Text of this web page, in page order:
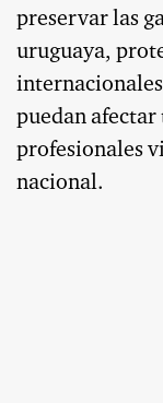
preservar las
uruguaya,
puedan
profesionales
nacional.